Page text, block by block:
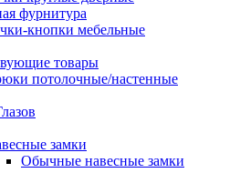
фурнитура
кнопки мебельные
товары
потолочные/настенные
замки
Обычные навесные замки